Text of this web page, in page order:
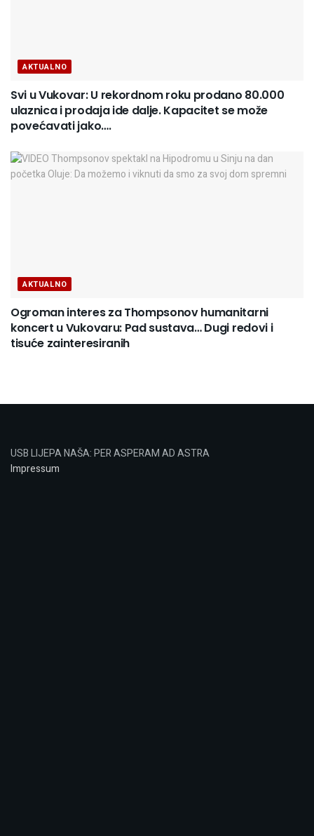
AKTUALNO
Svi u Vukovar: U rekordnom roku prodano 80.000
ulaznica i prodaja ide dalje. Kapacitet se može
povećavati jako….
AKTUALNO
Ogroman interes za Thompsonov humanitarni
koncert u Vukovaru: Pad sustava… Dugi redovi i
tisuće zainteresiranih
USB LIJEPA NAŠA: PER ASPERAM AD ASTRA
Impressum